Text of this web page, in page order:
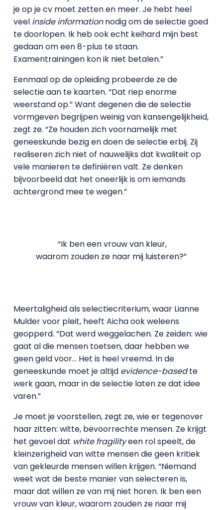
je op je cv moet zetten en meer. Je hebt heel
veel inside informationnodig om de selectie goed
te doorlopen. Ik heb ook echt keihard mijn best
gedaan om een 8-plus te staan.
Examentrainingen kon ik niet betalen.”
Eenmaal op de opleiding probeerde ze de
selectie aan te kaarten. “Dat riep enorme
weerstand op.” Want degenen die de selectie
vormgeven begrijpen weinig van kansengelijkheid,
zegt ze. “Ze houden zich voornamelijk met
geneeskunde bezig en doen de selectie erbij. Zij
realiseren zich niet of nauwelijks dat kwaliteit op
vele manieren te definiëren valt. Ze denken
bijvoorbeeld dat het oneerlijk is om iemands
achtergrond mee te wegen.”
“Ik ben een vrouw van kleur,
waarom zouden ze naar mij luisteren?”
Meertaligheid als selectiecriterium, waar Lianne
Mulder voor pleit, heeft Aicha ook weleens
geopperd. “Dat werd weggelachen. Ze zeiden: wie
gaat al die mensen toetsen, daar hebben we
geen geld voor… Het is heel vreemd. In de
geneeskunde moet je altijd evidence-basedte
werk gaan, maar in de selectie laten ze dat idee
varen.”
Je moet je voorstellen, zegt ze, wie er tegenover
haar zitten: witte, bevoorrechte mensen. Ze krijgt
het gevoel dat white fragilityeen rol speelt, de
kleinzerigheid van witte mensen die geen kritiek
van gekleurde mensen willen krijgen. “Niemand
weet wat de beste manier van selecteren is,
maar dat willen ze van mij niet horen. Ik ben een
vrouw van kleur, waarom zouden ze naar mij